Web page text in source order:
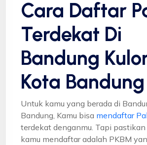
Cara Daftar
Terdekat Di
Bandung
Kota Bandung
Untuk kamu yang berada di
Bandung, Kamu bisa mendaftar
terdekat denganmu. Tapi
kamu mendaftar adalah PKBM